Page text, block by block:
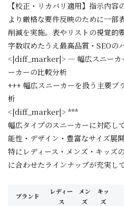
【校正・リカバリ適用】指示内容
より厳格な要件反映のために一部
削減を実施。表やリストの視覚的
字数収めたうえ最高品質・SEOの
<|diff_marker|> — 幅広スニーカ
ーカーの比較分析
+++ 幅広スニーカーを扱う主要ブ
析
<|diff_marker|> ***
幅広タイプのスニーカーに対応し
能性・デザイン・豊富なサイズ展
特にレディース・メンズ・キッズ
に合わせたラインナップが充実し
ブランド
レディー
ス
メン
ズ
キッ
ズ